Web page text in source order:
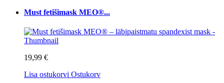
Must fetišimask MEO®...
19,99 €
Lisa ostukorvi Ostukorv